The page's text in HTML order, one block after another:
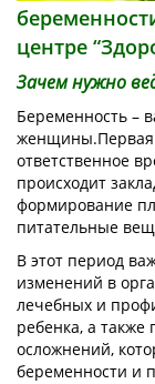
центре
Зачем нужно
Беременность –
женщины.Первая
ответственное
происходит
формирование
питательные
В этот период
изменений в
лечебных и
ребенка, а также
осложнений,
беременности и